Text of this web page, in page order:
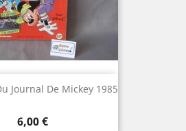
Journal De Mickey 1985
Prix
6,00 €